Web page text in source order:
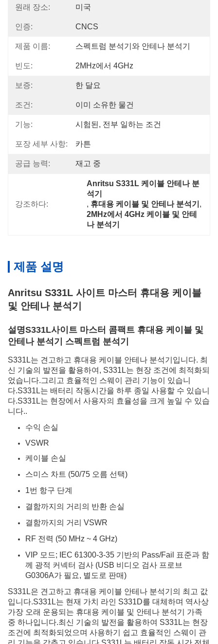
원래 장소: 미국
인증: CNCS
제품 이름: 스펙트럼 분석기와 안테나 분석기
빈도: 2MHz에서 4GHz
보증: 한 달요
조건: 이미 소유한 물건
기능: 시험된, 전부 일하는 조건
포장 세부 사항: 카튼
공급 능력: 재고 중
강조하다:
Anritsu S331L 케이블 안테나 분
석기
, 휴대용 케이블 및 안테나 분석기
2MHz에서 4GHz 케이블 및 안테
나 분석기
제품 설명
Anritsu S331L 사이트 마스터 휴대용 케이블
및 안테나 분석기
설명S331L사이트 마스터 콤팩트 휴대용 케이블 및
안테나 분석기 스펙트럼 분석기
S331L는 견고하고 휴대용 케이블 안테나 분석기입니다. 최
신 기술의 발전을 활용하여, S331L는 현장 조건에 최적화되
었습니다.그리고 효율적인 스웨이 관리 기능이 있습니
다.S331L는 배터리 작동시간을 하루 종일 사용할 수 있습니
다.S331L는 현장에서 사용자의 효율성을 크게 높일 수 있습
니다..
수익 손실
VSWR
케이블 손실
스미스 차트 (50/75 오름 선택)
1번 항구 단계
결함까지의 거리의 반환 손실
결함까지의 거리 VSWR
RF 전력 (50 MHz ~ 4 GHz)
VIP 모드; IEC 61300-3-35 기반의 Pass/Fail 표준과 함
께 광적 커넥터 검사 (USB 비디오 검사 프로브
G0306A가 필요, 별도로 판매)
S331L은 견고하고 휴대용 케이블 안테나 분석기의 최고 값
입니다.S331L는 현재 가치 라인 S331D를 대체하며 역사상
가장 오래 운용되는 휴대용 케이블 및 안테나 분석기 가족
중 하나입니다.최신 기술의 발전을 활용하여 S331L는 현장
조건에 최적화되었으며 사용하기 쉽고 효율적인 스웨이 관